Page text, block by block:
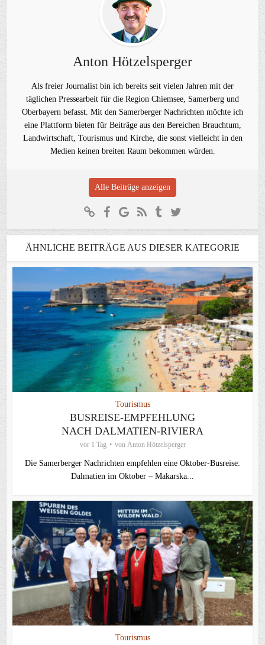
Anton Hötzelsperger
Als freier Journalist bin ich bereits seit vielen Jahren mit der
täglichen Pressearbeit für die Region Chiemsee, Samerberg und
Oberbayern befasst. Mit den Samerberger Nachrichten möchte ich
eine Plattform bieten für Beiträge aus den Bereichen Brauchtum,
Landwirtschaft, Tourismus und Kirche, die sonst vielleicht in den
Medien keinen breiten Raum bekommen würden.
Alle Beiträge anzeigen
ÄHNLICHE BEITRÄGE AUS DIESER KATEGORIE
Tourismus
BUSREISE-EMPFEHLUNG
NACH DALMATIEN-RIVIERA
vor 1 Tag von Anton Hötzelsperger
Die Samerberger Nachrichten empfehlen eine Oktober-Busreise:
Dalmatien im Oktober – Makarska...
Tourismus